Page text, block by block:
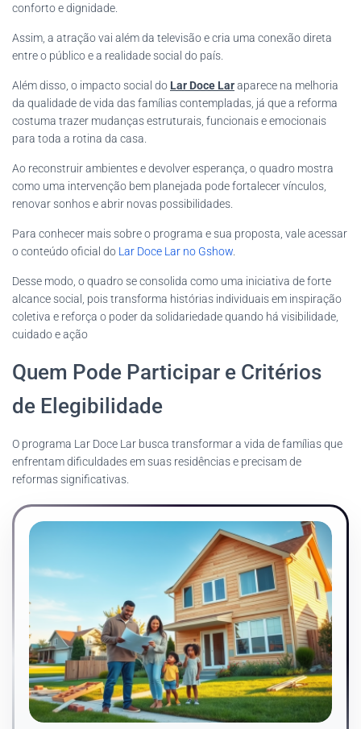
conforto e dignidade.
Assim, a atração vai além da televisão e cria uma conexão direta
entre o público e a realidade social do país.
Além disso, o impacto social do Lar Doce Laraparece na melhoria
da qualidade de vida das famílias contempladas, já que a reforma
costuma trazer mudanças estruturais, funcionais e emocionais
para toda a rotina da casa.
Ao reconstruir ambientes e devolver esperança, o quadro mostra
como uma intervenção bem planejada pode fortalecer vínculos,
renovar sonhos e abrir novas possibilidades.
Para conhecer mais sobre o programa e sua proposta, vale acessar
o conteúdo oficial do Lar Doce Lar no Gshow
Desse modo, o quadro se consolida como uma iniciativa de forte
alcance social, pois transforma histórias individuais em inspiração
coletiva e reforça o poder da solidariedade quando há visibilidade,
cuidado e ação
Quem Pode Participar e Critérios
de Elegibilidade
O programa Lar Doce Lar busca transformar a vida de famílias que
enfrentam dificuldades em suas residências e precisam de
reformas significativas.